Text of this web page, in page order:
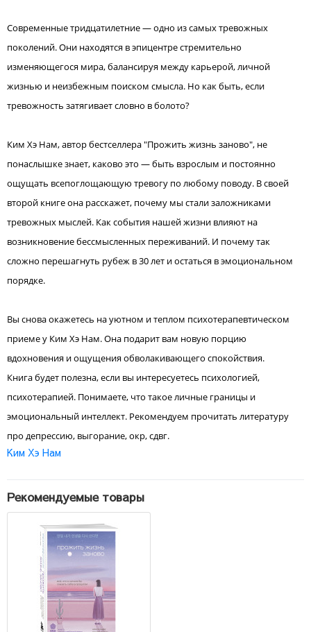
Современные тридцатилетние — одно из самых тревожных
поколений. Они находятся в эпицентре стремительно
изменяющегося мира, балансируя между карьерой, личной
жизнью и неизбежным поиском смысла. Но как быть, если
тревожность затягивает словно в болото?
Ким Хэ Нам, автор бестселлера "Прожить жизнь заново", не
понаслышке знает, каково это — быть взрослым и постоянно
ощущать всепоглощающую тревогу по любому поводу. В своей
второй книге она расскажет, почему мы стали заложниками
тревожных мыслей. Как события нашей жизни влияют на
возникновение бессмысленных переживаний. И почему так
сложно перешагнуть рубеж в 30 лет и остаться в эмоциональном
порядке.
Вы снова окажетесь на уютном и теплом психотерапевтическом
приеме у Ким Хэ Нам. Она подарит вам новую порцию
вдохновения и ощущения обволакивающего спокойствия.
Книга будет полезна, если вы интересуетесь психологией,
психотерапией. Понимаете, что такое личные границы и
эмоциональный интеллект. Рекомендуем прочитать литературу
про депрессию, выгорание, окр, сдвг.
Ким Хэ Нам
Рекомендуемые товары